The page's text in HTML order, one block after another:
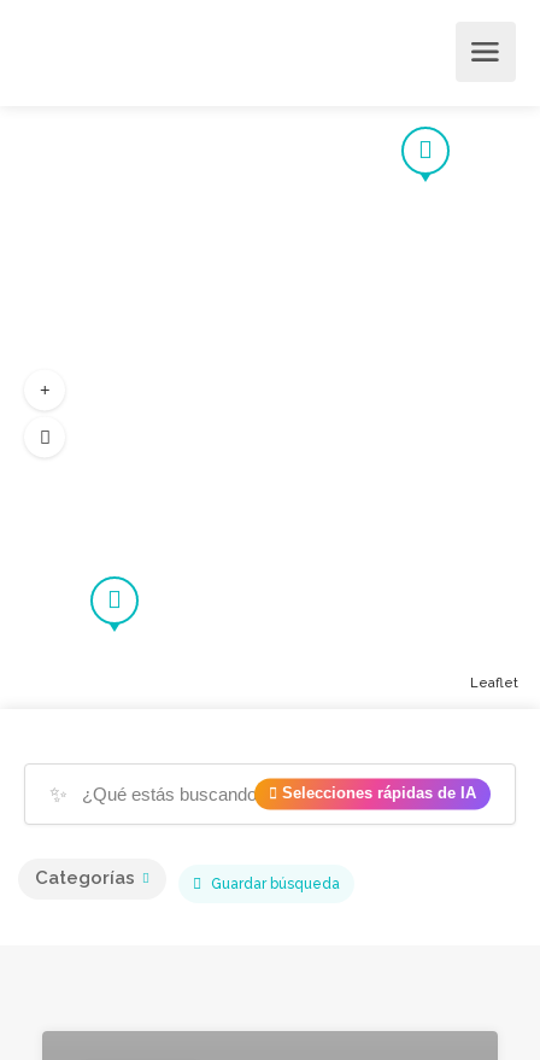
✨ Selecciones rápidas de IA
Categorías Guardar búsqueda
Leaflet